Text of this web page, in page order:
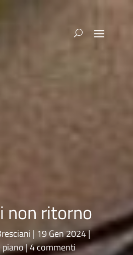
non ritorno
19 Gen 2024
piano 4 commenti